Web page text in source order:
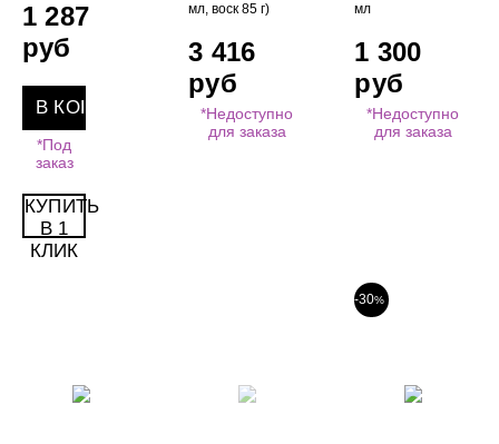
1 287
руб
*Под
заказ
КУПИТЬ
В 1
КЛИК
мл, воск 85 г)
3 416
руб
*Недоступно
для заказа
мл
1 300
руб
*Недоступно
для заказа
-30%